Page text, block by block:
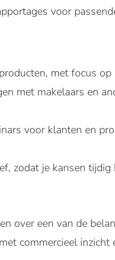
voor
met focus op
met makelaars en
voor klanten en
zodat je kansen tijdig
over een van de
commercieel